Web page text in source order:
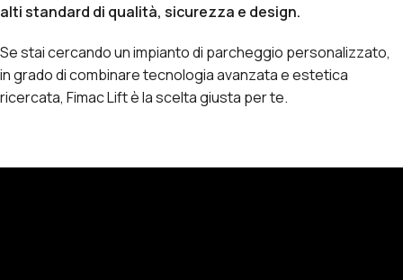
alti standard di qualità, sicurezza e design.
Se stai cercando un impianto di parcheggio personalizzato,
in grado di combinare tecnologia avanzata e estetica
ricercata, Fimac Lift è la scelta giusta per te.